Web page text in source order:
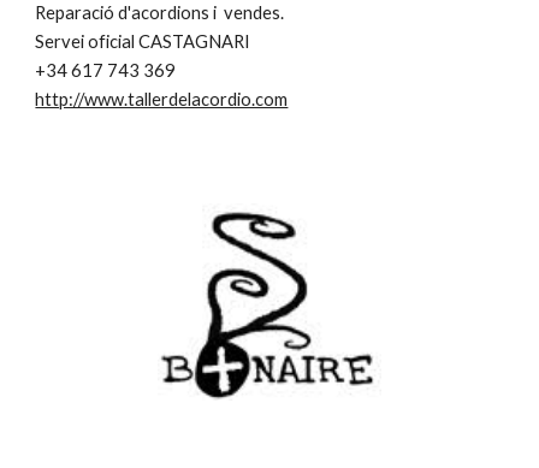
Reparació d'acordions i vendes.
Servei oficial CASTAGNARI
+34 617 743 369
http://www.tallerdelacordio.com